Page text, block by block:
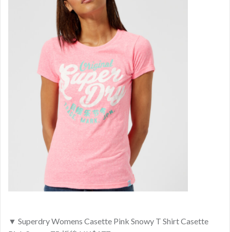
▼ Superdry Womens Casette Pink Snowy T Shirt Casette